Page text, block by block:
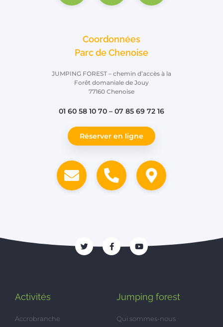
Coordonnées
Parc de Chenoise
JUMPING FOREST – chemin d’accès à la
Forêt domaniale de Jouy
77160 Chenoise
01 60 58 10 70 – 07 85 69 72 16
Réserver en ligne
Activités
Accrobranche
Jumping forest
Qui sommes-nous